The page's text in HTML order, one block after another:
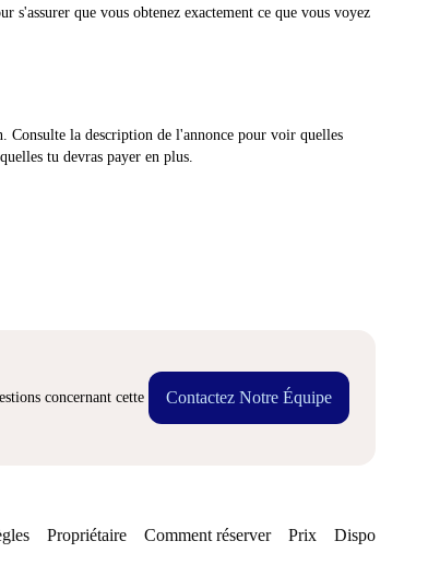
s'assurer que vous obtenez exactement ce que vous voyez
Consulte la description de l'annonce pour voir quelles
tu devras payer en plus.
concernant cette
Contactez Notre Équipe
Propriétaire Comment réserver Prix Disponibilités